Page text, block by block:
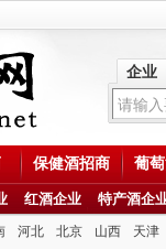
企业
保健酒招商 葡
红酒企业 特产酒企
河北 北京 山西
天津